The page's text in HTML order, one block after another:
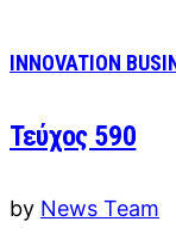
INNOVATION
Τεύχος 590
by News Team